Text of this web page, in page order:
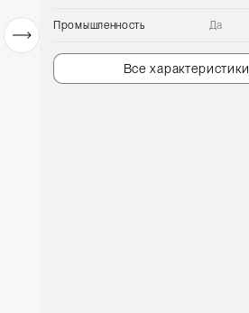
Промышленность Да
Все характеристики